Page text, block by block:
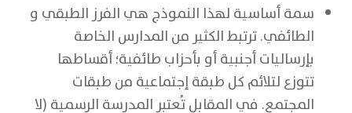
سمة أساسية لهذا النموذج هي الفرز الطبقي و
الطائفي. ترتبط الكثير من المدارس الخاصة
بإرساليات أجنبية أو بأحزاب طائفية؛ أقساطها
تتوزع لتلائم كل طبقة إجتماعية من طبقات
المجتمع. في المقابل تُعتبر المدرسة الرسمية (لا